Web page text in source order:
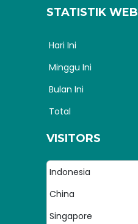
STATISTIK WEB
Hari Ini
Minggu Ini
Bulan Ini
Total
VISITORS
Indonesia
China
Singapore